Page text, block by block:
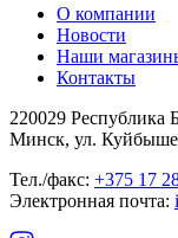
О компании
Новости
Наши
Контакты
220029 Республика
Минск, ул.
Тел./факс: +375 17
Электронная почта: